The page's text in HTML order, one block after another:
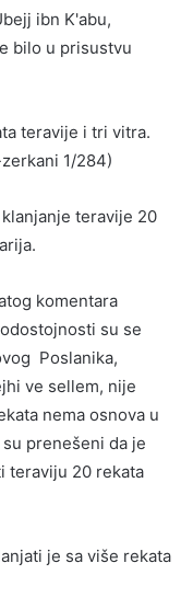
ibn K'abu,
bilo u prisustvu
teravije i tri vitra.
1/284)
teravije 20
komentara
su se
Poslanika,
ve sellem, nije
nema osnova u
prenešeni da je
teraviju 20 rekata
je sa više rekata